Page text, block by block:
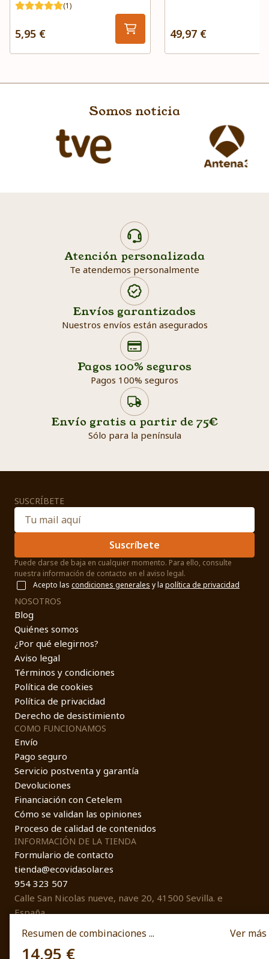
(1)
5,95 € 49,97 €
Resumen de combinaciones ... Ver más
14,95 €
Somos noticia
Atención personalizada
Te atendemos personalmente
Envíos garantizados
Nuestros envíos están asegurados
Pagos 100% seguros
Pagos 100% seguros
Envío gratis a partir de 75€
Sólo para la península
Search products
SUSCRÍBETE
Suscríbete
Puede darse de baja en cualquier momento. Para ello, consulte
nuestra información de contacto en el aviso legal.
Acepto las condiciones generales y la política de privacidad
NOSOTROS
Blog
Quiénes somos
¿Por qué elegirnos?
Aviso legal
Términos y condiciones
Política de cookies
Política de privacidad
Derecho de desistimiento
COMO FUNCIONAMOS
Envío
Pago seguro
Servicio postventa y garantía
Devoluciones
Financiación con Cetelem
Cómo se validan las opiniones
Proceso de calidad de contenidos
INFORMACIÓN DE LA TIENDA
Formulario de contacto
tienda@ecovidasolar.es
954 323 507
Calle San Nicolas nueve, nave 20, 41500 Sevilla. e
España